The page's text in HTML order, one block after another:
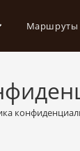
Маршруты